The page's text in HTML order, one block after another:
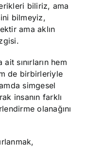
biliriz, ama
bilmeyiz,
ama aklın
sınırların hem
de birbirleriyle
simgesel
insanın farklı
olanağını